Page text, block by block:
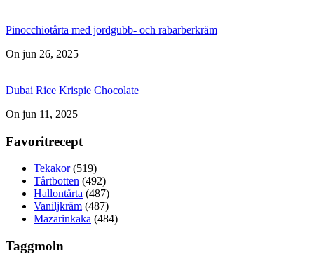
Pinocchiotårta med jordgubb- och rabarberkräm
On jun 26, 2025
Dubai Rice Krispie Chocolate
On jun 11, 2025
Favoritrecept
Tekakor(519)
Tårtbotten (492)
Hallontårta (487)
Vaniljkräm (487)
Mazarinkaka (484)
Taggmoln